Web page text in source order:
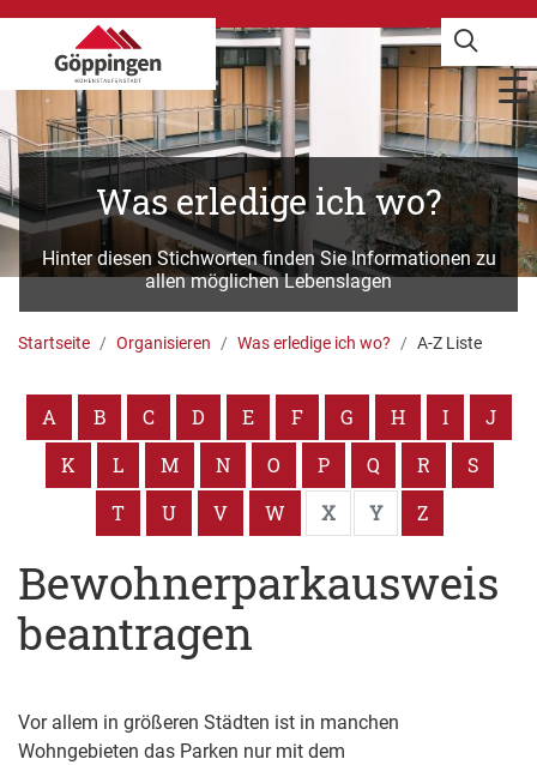
Was erledige ich wo?
Hinter diesen Stichworten finden Sie Informationen zu
allen möglichen Lebenslagen
Startseite Organisieren Was erledige ich wo? A-Z Liste
A B C D E F G H I
J
K
L M N O P Q R
S
T
U V W X Y Z
Bewohnerparkausweis
beantragen
Vor allem in größeren Städten ist in manchen
Wohngebieten das Parken nur mit dem